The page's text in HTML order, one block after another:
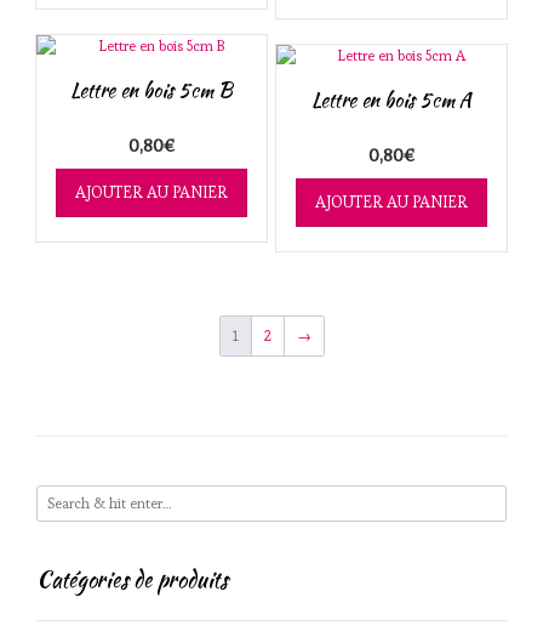
Lettre en bois 5cm B
0,80€
AJOUTER AU PANIER
Lettre en bois 5cm A
0,80€
AJOUTER AU PANIER
1 2 →
Catégories de produits